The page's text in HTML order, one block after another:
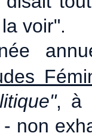
voir".
, à
non